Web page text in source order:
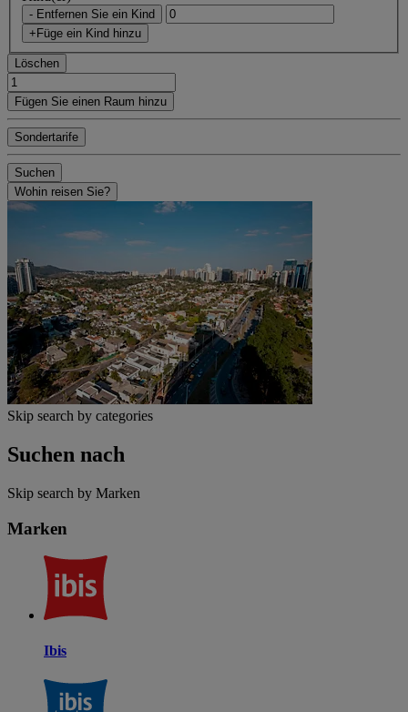
- Entfernen Sie ein Kind
+Füge ein Kind hinzu
Löschen
Fügen Sie einen Raum hinzu
Sondertarife
Suchen
Wohin reisen Sie?
Skip search by categories
Suchen nach
Skip search by Marken
Marken
Ibis